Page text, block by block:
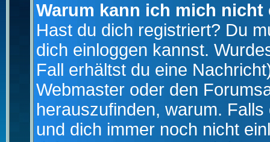
Warum kann ich mich nicht
Hast du dich registriert? Du
dich einloggen kannst.
Fall erhältst du eine
Webmaster oder den
herauszufinden, warum.
und dich immer noch nicht